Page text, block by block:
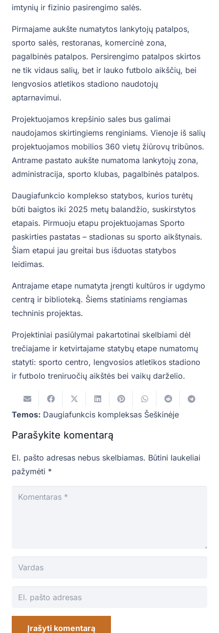
imtynių ir fizinio pasirengimo salės.
Pirmajame aukšte numatytos lankytojų patalpos,
sporto salės, restoranas, komercinė zona,
pagalbinės patalpos. Persirengimo patalpos skirtos
ne tik vidaus salių, bet ir lauko futbolo aikščių, bei
lengvosios atletikos stadiono naudotojų
aptarnavimui.
Projektuojamos krepšinio sales bus galimai
naudojamos skirtingiems renginiams. Vienoje iš salių
projektuojamos mobilios 360 vietų žiūrovų tribūnos.
Antrame pastato aukšte numatoma lankytojų zona,
administracija, sporto klubas, pagalbinės patalpos.
Daugiafunkcio komplekso statybos, kurios turėtų
būti baigtos iki 2025 metų balandžio, suskirstytos
etapais. Pirmuoju etapu projektuojamas Sporto
paskirties pastatas – stadionas su sporto aikštynais.
Šiam etapui jau greitai bus išduotas statybos
leidimas.
Antrajame etape numatyta įrengti kultūros ir ugdymo
centrą ir biblioteką. Šiems statiniams rengiamas
techninis projektas.
Projektiniai pasiūlymai pakartotinai skelbiami dėl
trečiajame ir ketvirtajame statybų etape numatomų
statyti: sporto centro, lengvosios atletikos stadiono
ir futbolo treniruočių aikštės bei vaikų darželio.
Temos: Daugiafunkcis kompleksas Šeškinėje
Parašykite komentarą
El. pašto adresas nebus skelbiamas. Būtini laukeliai
pažymėti *
Įrašyti komentarą